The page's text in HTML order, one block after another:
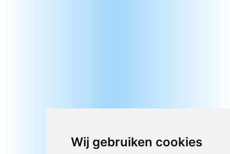
Wij gebruiken cookies